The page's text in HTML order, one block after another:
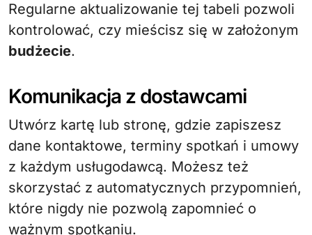
Regularne aktualizowanie tej tabeli pozwoli
kontrolować, czy mieścisz się w założonym
budżecie.
Komunikacja z dostawcami
Utwórz kartę lub stronę, gdzie zapiszesz
dane kontaktowe, terminy spotkań i umowy
z każdym usługodawcą. Możesz też
skorzystać z automatycznych przypomnień,
które nigdy nie pozwolą zapomnieć o
ważnym spotkaniu.